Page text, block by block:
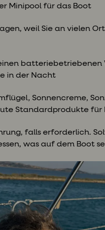
Minipool für das Boot
weil Sie an vielen
in der Nacht
Sonnencreme,
Standardprodukte für
falls erforderlich.
was auf dem Boot